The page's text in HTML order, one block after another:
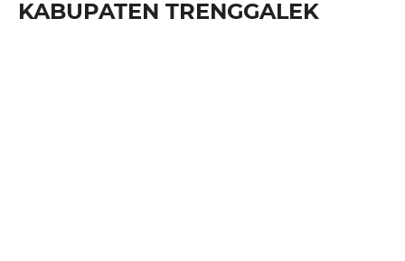
KABUPATEN TRENGGALEK